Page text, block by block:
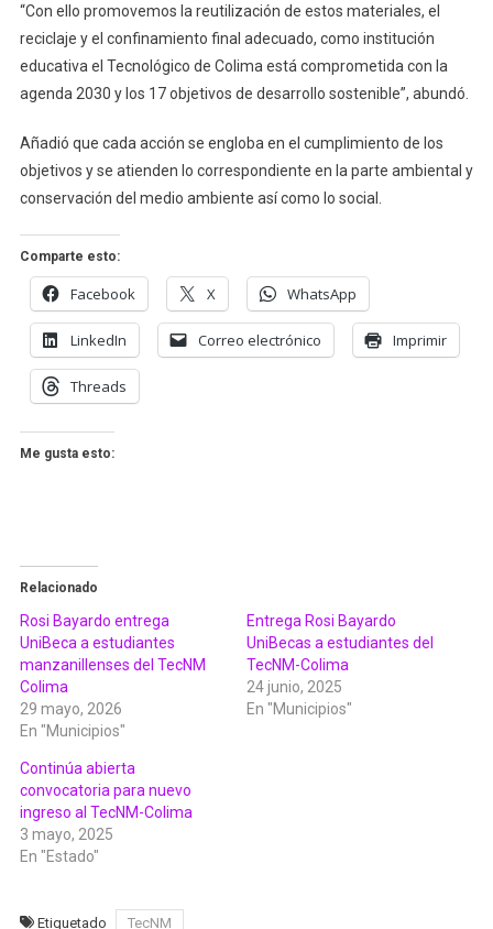
“Con ello promovemos la reutilización de estos materiales, el
reciclaje y el confinamiento final adecuado, como institución
educativa el Tecnológico de Colima está comprometida con la
agenda 2030 y los 17 objetivos de desarrollo sostenible”, abundó.
Añadió que cada acción se engloba en el cumplimiento de los
objetivos y se atienden lo correspondiente en la parte ambiental y
conservación del medio ambiente así como lo social.
Comparte esto:
Facebook X WhatsApp
LinkedIn Correo electrónico Imprimir
Threads
Me gusta esto:
Relacionado
Rosi Bayardo entrega
UniBeca a estudiantes
manzanillenses del TecNM
Colima
29 mayo, 2026
En "Municipios"
Entrega Rosi Bayardo
UniBecas a estudiantes del
TecNM-Colima
24 junio, 2025
En "Municipios"
Continúa abierta
convocatoria para nuevo
ingreso al TecNM-Colima
3 mayo, 2025
En "Estado"
Etiquetado TecNM